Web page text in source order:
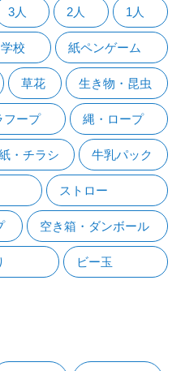
3人 2人 1人
校 紙ペンゲーム
草花 生き物・昆虫
フープ 縄・ロープ
・チラシ 牛乳パック
ストロー
空き箱・ダンボール
ビー玉